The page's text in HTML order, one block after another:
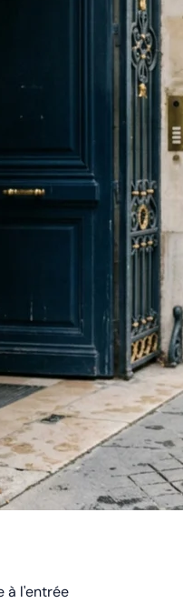
à l'entrée